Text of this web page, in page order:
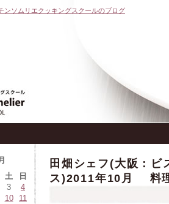
ンソムリエクッキングスクールのブログ
田畑シェフ(大阪：
ス)2011年10月 料
土
日
3
4
10
11